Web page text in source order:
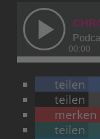
teilen
teilen
merken
teilen